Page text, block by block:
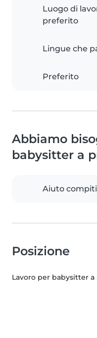
Luogo di
preferito
Lingue che
Preferito
Abbiamo
babysitter a
Aiuto compiti
Posizione
Lavoro per babysitter a